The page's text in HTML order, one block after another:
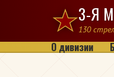
Перейти к содержимому
3-Я
130
О дивизии